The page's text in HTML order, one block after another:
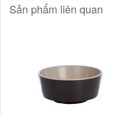
Sản phẩm liên quan